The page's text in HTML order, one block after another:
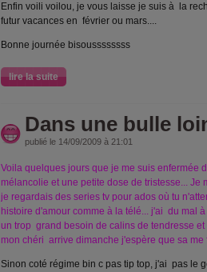
Enfin voili voilou, je vous laisse je suis à la
futur vacances en février ou mars....
Bonne journée bisoussssssss
lire la suite
Dans une bulle
publié le 14/09/2009 à 21:01
Voila quelques jours que je me suis enfermée
mélancolie et une petite dose de tristesse...
je regardais des series tv pour ados où tu
histoire d'amour comme à la télé... j'ai du mal
un trop grand besoin de calins de tendresse et
mon chéri arrive dimanche j'espère que sa
Sinon coté régime bin c pas tip top, j'ai pas le